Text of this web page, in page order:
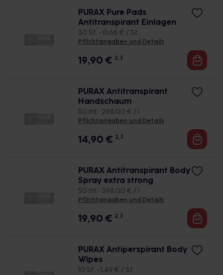
PURAX Pure Pads
Antitranspirant Einlagen
30 St. • 0,66 € / St.
Pflichtangaben und Details
19,90 € 2, 3
PURAX Antitranspirant
Handschaum
50 ml • 298,00 € / l
Pflichtangaben und Details
14,90 € 2, 3
PURAX Antitranspirant Body
Spray extra strong
50 ml • 398,00 € / l
Pflichtangaben und Details
19,90 € 2, 3
PURAX Antiperspirant Body
Wipes
10 St. • 1,49 € / St.